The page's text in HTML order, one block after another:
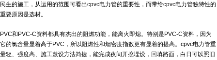
民生的施工，从运用的范围可看出cpvc电力管的重要性，而带给cpvc电力管独特性的
重要原因是选材。
PVC和PVC-C资料都具有杰出的阻燃功能，能离火即熄。特别是PVC-C资料，因为
它的氯含量显着高于PVC，所以阻燃性和烟密度指数更有显着的提高。cpvc电力管重
量轻、强度高、施工敷设方法简捷，能完成夜间开挖埋设，回填路面，白日可以照旧